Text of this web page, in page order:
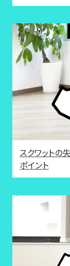
スクワットの
ポイント